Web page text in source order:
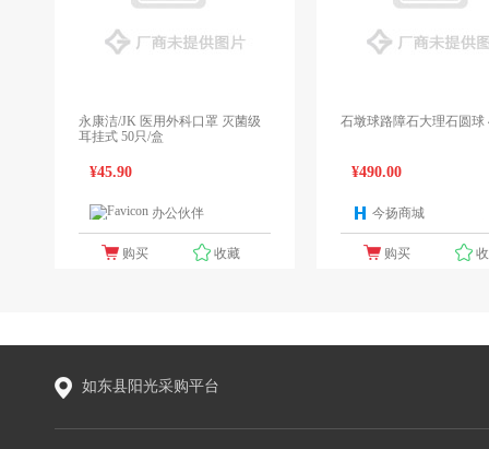
永康洁/JK 医用外科口罩 灭菌级
耳挂式 50只/盒
¥45.90
办公伙伴
购买 收藏
石墩球路障石大理石圆球
¥490.00
今扬商城
购买
如东县阳光采购平台